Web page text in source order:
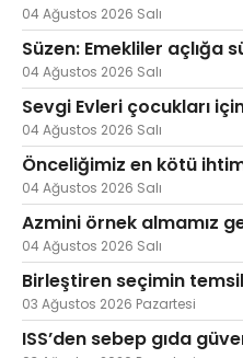
04 Ağustos 2026 Salı
Süzen: Emekliler açlığa
04 Ağustos 2026 Salı
Sevgi Evleri çocukları
04 Ağustos 2026 Salı
Önceliğimiz en kötü
04 Ağustos 2026 Salı
Azmini örnek almamız
04 Ağustos 2026 Salı
Birleştiren seçimin
03 Ağustos 2026 Pazartesi
ISS’den sebep gıda